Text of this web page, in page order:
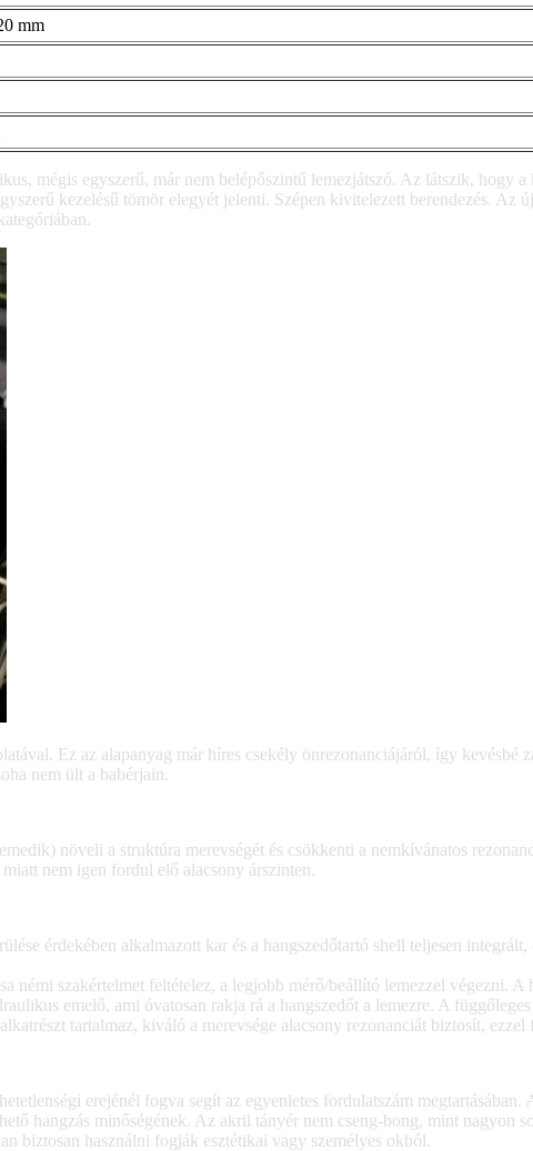
mm
mégis egyszerű, már nem belépőszintű lemezjátszó. Az látszik, hogy
kezelésű tömör elegyét jelenti. Szépen kivitelezett berendezés. Az
Ez az alapanyag már híres csekély önrezonanciájáról, így kevésbé
nem ült a babérjain.
növeli a struktúra merevségét és csökkenti a nemkívánatos
nem igen fordul elő alacsony árszinten.
érdekében alkalmazott kar és a hangszedőtartó shell teljesen
szakértelmet feltételez, a legjobb mérő/beállító lemezzel végezni. A
emelő, ami óvatosan rakja rá a hangszedőt a lemezre. A
tartalmaz, kiváló a merevsége alacsony rezonanciát biztosít,
erejénél fogva segít az egyenletes fordulatszám
hangzás minőségének. Az akril tányér nem cseng-bong, mint nagyon
biztosan használni fogják esztétikai vagy személyes okból.